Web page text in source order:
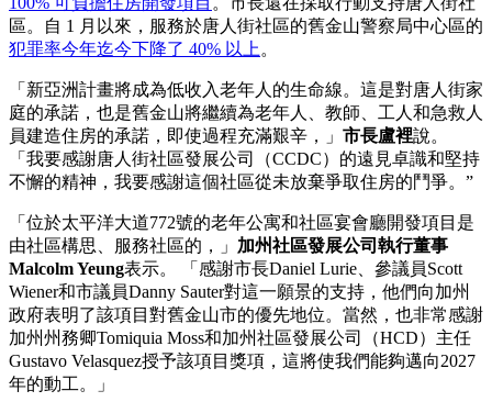
區。自 1 月以來，服務於唐人街社區的舊金山警察局中心區的
犯罪率今年迄今下降了 40% 以上 。
「新亞洲計畫將成為低收入老年人的生命線。這是對唐人街家
庭的承諾，也是舊金山將繼續為老年人、教師、工人和急救人
員建造住房的承諾，即使過程充滿艱辛，」 市長盧裡說。
「我要感謝唐人街社區發展公司（CCDC）的遠見卓識和堅持
不懈的精神，我要感謝這個社區從未放棄爭取住房的鬥爭。”
「位於太平洋大道772號的老年公寓和社區宴會廳開發項目是
由社區構思、服務社區的，」 加州社區發展公司執行董事
Malcolm Yeung表示。 「感謝市長Daniel Lurie、參議員Scott
Wiener和市議員Danny Sauter對這一願景的支持，他們向加州
政府表明了該項目對舊金山市的優先地位。當然，也非常感謝
加州州務卿Tomiquia Moss和加州社區發展公司（HCD）主任
Gustavo Velasquez授予該項目獎項，這將使我們能夠邁向2027
年的動工。」